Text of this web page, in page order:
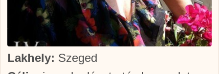
Lakhely: Szeged